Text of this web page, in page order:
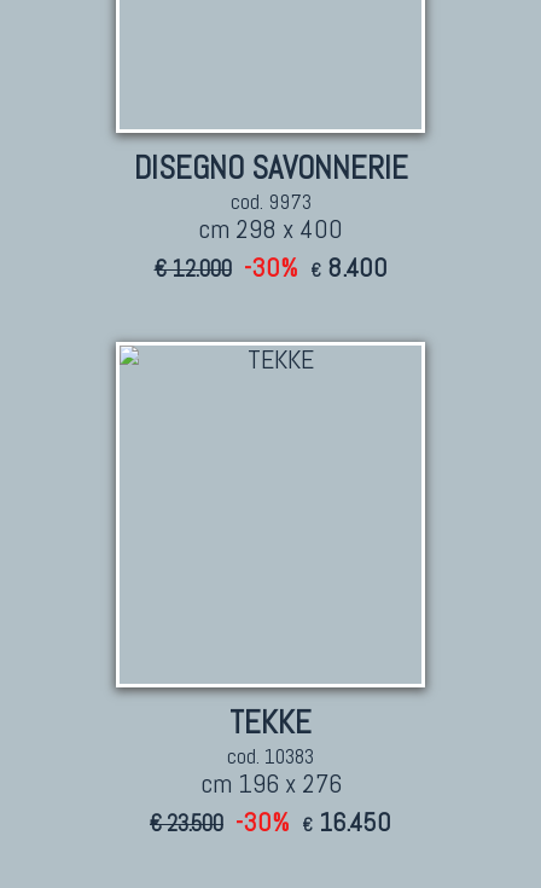
DISEGNO SAVONNERIE
cod. 9973
cm 298 x 400
€ 12.000 -30% € 8.400
TEKKE
cod. 10383
cm 196 x 276
€ 23.500 -30% € 16.450